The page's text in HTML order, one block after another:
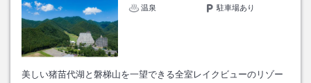
温泉
駐車場あり
美しい猪苗代湖と磐梯山を一望できる全室レイクビューのリゾー